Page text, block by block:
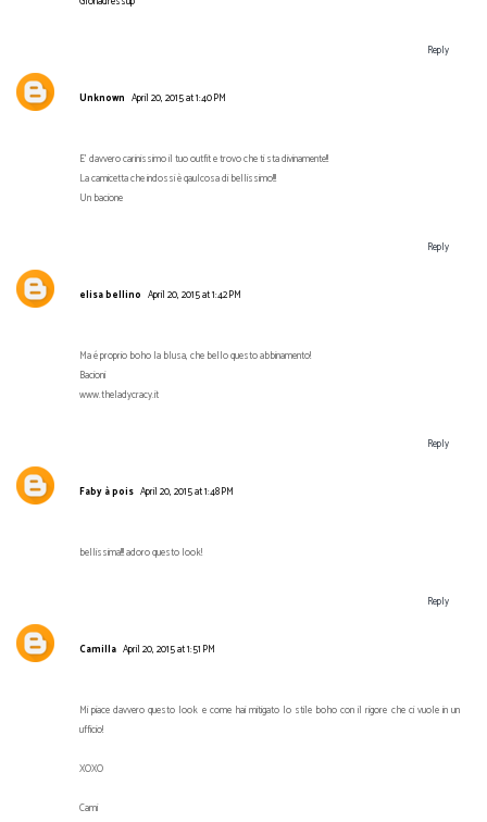
Reply
Unknown April 20, 2015 at 1:40 PM
E' davvero carinissimo il tuo outfit e trovo che ti sta divinamente!!
La camicetta che indossi è qaulcosa di bellissimo!!!
Un bacione
Reply
elisa bellino April 20, 2015 at 1:42 PM
Ma é proprio boho la blusa, che bello questo abbinamento!
Bacioni
www.theladycracy.it
Reply
Faby à pois April 20, 2015 at 1:48 PM
bellissima!!! adoro questo look!
Reply
Camilla April 20, 2015 at 1:51 PM
Mi piace davvero questo look e come hai mitigato lo stile boho con il rigore che ci vuole in un
ufficio!
XOXO
Cami